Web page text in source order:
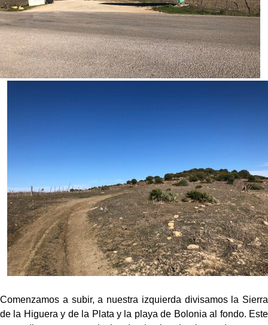
Comenzamos a subir, a nuestra izquierda divisamos la Sierra
de la Higuera y de la Plata y la playa de Bolonia al fondo. Este